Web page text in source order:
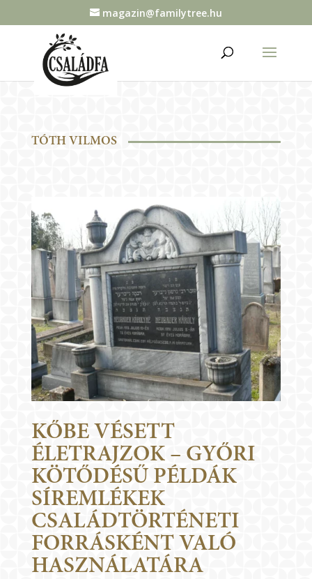
magazin@familytree.hu
TÓTH VILMOS
KŐBE VÉSETT
ÉLETRAJZOK – GYŐRI
KÖTŐDÉSŰ PÉLDÁK
SÍREMLÉKEK
CSALÁDTÖRTÉNETI
FORRÁSKÉNT VALÓ
HASZNÁLATÁRA